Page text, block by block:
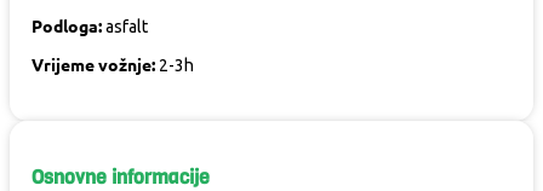
Podloga:asfalt
Vrijeme vožnje: 2-3h
Osnovne informacije